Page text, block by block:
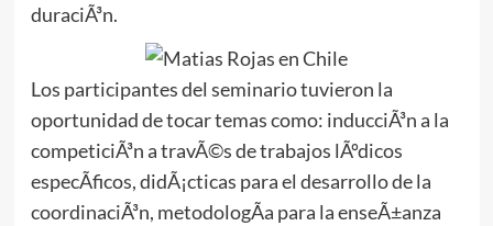
duraciÃ³n.
Los participantes del seminario tuvieron la
oportunidad de tocar temas como: inducciÃ³n a la
competiciÃ³n a travÃ©s de trabajos lÃºdicos
especÃ­ficos, didÃ¡cticas para el desarrollo de la
coordinaciÃ³n, metodologÃ­a para la enseÃ±anza